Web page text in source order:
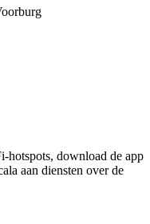
hotspots, download de app
aan diensten over de